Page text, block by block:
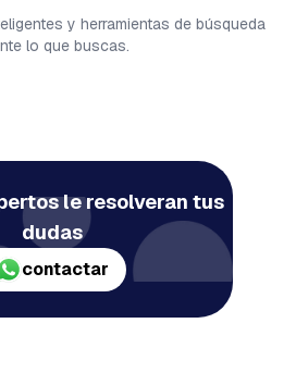
y herramientas de búsqueda
lo que buscas.
le resolveran tus
dudas
contactar